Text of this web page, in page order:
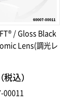
/ Gloss Black
Lens(調光レ
税込）
00011